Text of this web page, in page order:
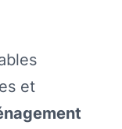
et